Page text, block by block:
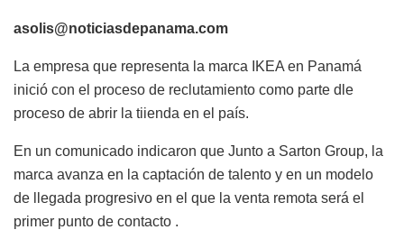
asolis@noticiasdepanama.com
La empresa que representa la marca IKEA en Panamá
inició con el proceso de reclutamiento como parte dle
proceso de abrir la tiienda en el país.
En un comunicado indicaron que Junto a Sarton Group, la
marca avanza en la captación de talento y en un modelo
de llegada progresivo en el que la venta remota será el
primer punto de contacto .